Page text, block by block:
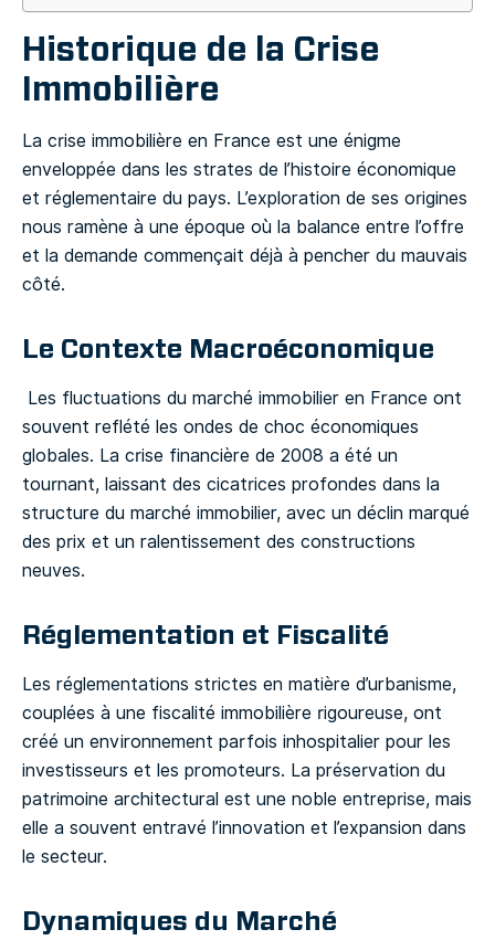
Historique de la Crise
Immobilière
La crise immobilière en France est une énigme
enveloppée dans les strates de l’histoire économique
et réglementaire du pays. L’exploration de ses origines
nous ramène à une époque où la balance entre l’offre
et la demande commençait déjà à pencher du mauvais
côté.
Le Contexte Macroéconomique
Les fluctuations du marché immobilier en France ont
souvent reflété les ondes de choc économiques
globales. La crise financière de 2008 a été un
tournant, laissant des cicatrices profondes dans la
structure du marché immobilier, avec un déclin marqué
des prix et un ralentissement des constructions
neuves.
Réglementation et Fiscalité
Les réglementations strictes en matière d’urbanisme,
couplées à une fiscalité immobilière rigoureuse, ont
créé un environnement parfois inhospitalier pour les
investisseurs et les promoteurs. La préservation du
patrimoine architectural est une noble entreprise, mais
elle a souvent entravé l’innovation et l’expansion dans
le secteur.
Dynamiques du Marché